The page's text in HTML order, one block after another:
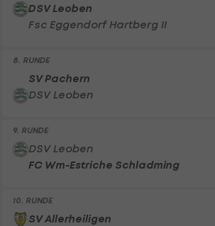
DSV Leoben
Fsc Eggendorf Hartberg II
8. RUNDE
SV Pachern
DSV Leoben
9. RUNDE
DSV Leoben
FC Wm-Estriche Schladming
10. RUNDE
SV Allerheiligen